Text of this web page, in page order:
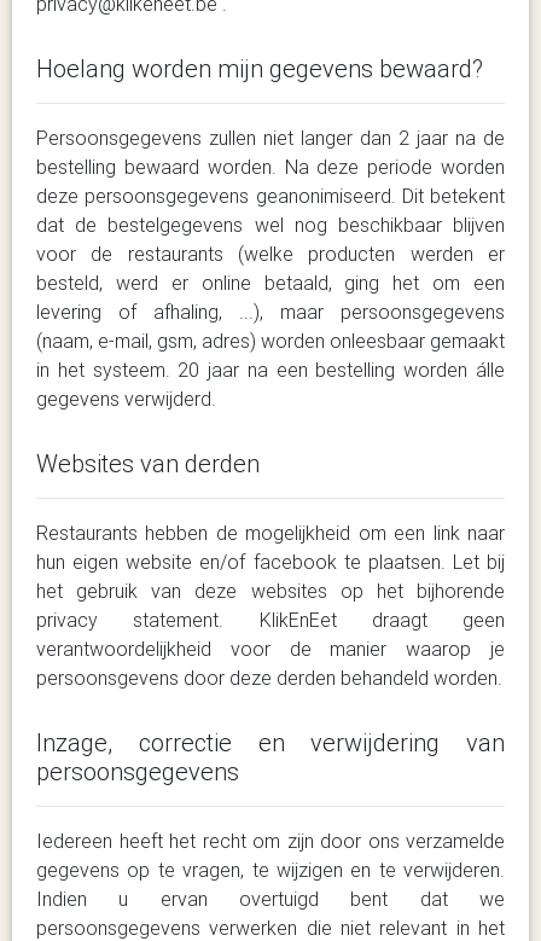
Hoelang worden mijn gegevens bewaard?
Persoonsgegevens zullen niet langer dan 2 jaar na de
bestelling bewaard worden. Na deze periode worden
deze persoonsgegevens geanonimiseerd. Dit betekent
dat de bestelgegevens wel nog beschikbaar blijven
voor de restaurants (welke producten werden er
besteld, werd er online betaald, ging het om een
levering of afhaling, ...), maar persoonsgegevens
(naam, e-mail, gsm, adres) worden onleesbaar gemaakt
in het systeem. 20 jaar na een bestelling worden álle
gegevens verwijderd.
Websites van derden
Restaurants hebben de mogelijkheid om een link naar
hun eigen website en/of facebook te plaatsen. Let bij
het gebruik van deze websites op het bijhorende
privacy statement. KlikEnEet draagt geen
verantwoordelijkheid voor de manier waarop je
persoonsgevens door deze derden behandeld worden.
Inzage, correctie en verwijdering van
persoonsgegevens
Iedereen heeft het recht om zijn door ons verzamelde
gegevens op te vragen, te wijzigen en te verwijderen.
Indien u ervan overtuigd bent dat we
persoonsgegevens verwerken die niet relevant in het